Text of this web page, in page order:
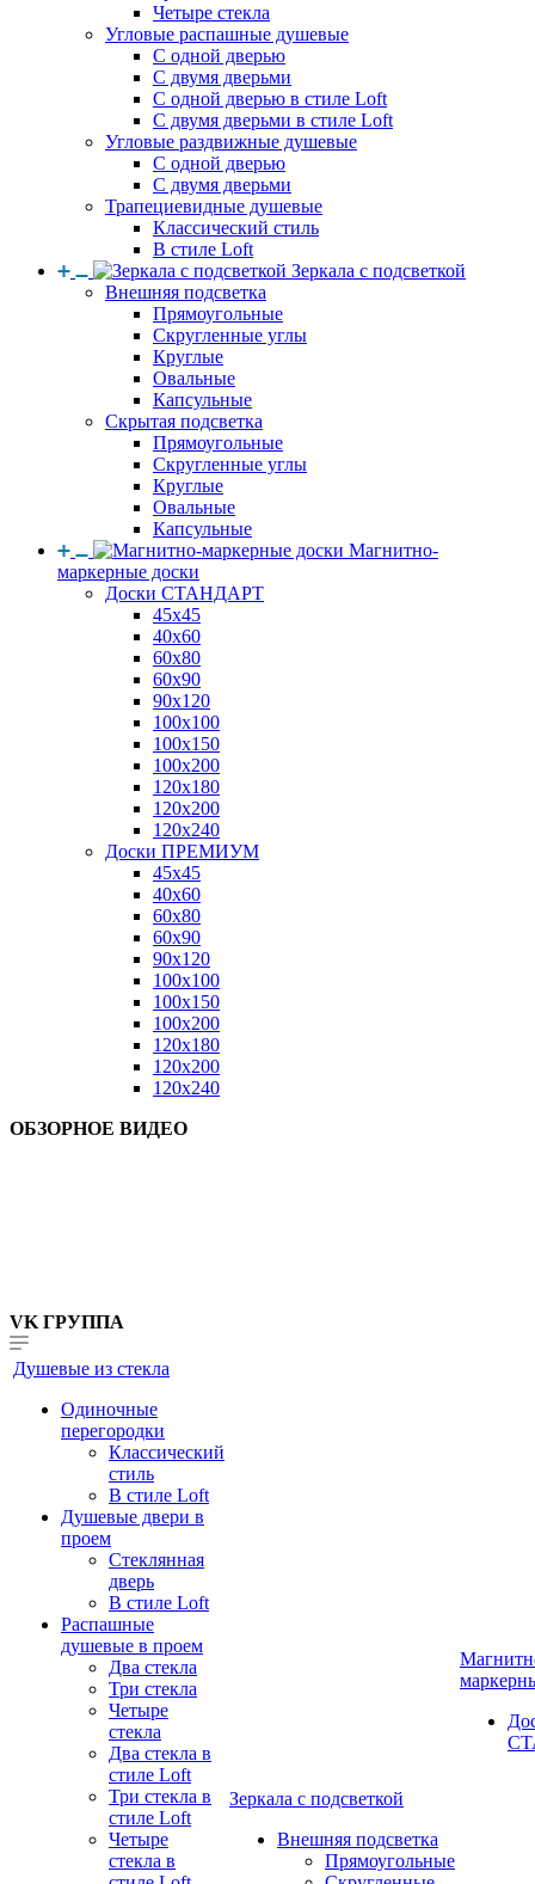
Четыре стекла
Угловые распашные душевые
С одной дверью
С двумя дверьми
С одной дверью в стиле Loft
С двумя дверьми в стиле Loft
Угловые раздвижные душевые
С одной дверью
С двумя дверьми
Трапециевидные душевые
Классический стиль
В стиле Loft
Зеркала с подсветкой
Внешняя подсветка
Прямоугольные
Скругленные углы
Круглые
Овальные
Капсульные
Скрытая подсветка
Прямоугольные
Скругленные углы
Круглые
Овальные
Капсульные
Магнитно-
маркерные доски
Доски СТАНДАРТ
45x45
40x60
60x80
60x90
90x120
100x100
100x150
100x200
120x180
120x200
120x240
Доски ПРЕМИУМ
45x45
40x60
60x80
60x90
90x120
100x100
100x150
100x200
120x180
120x200
120x240
ОБЗОРНОЕ ВИДЕО
VK ГРУППА
Душевые из стекла
Одиночные
перегородки
Классический
стиль
В стиле Loft
Душевые двери в
проем
Стеклянная
дверь
В стиле Loft
Распашные
душевые в проем
Два стекла
Три стекла
Четыре
стекла
Два стекла в
стиле Loft
Три стекла в
стиле Loft
Четыре
стекла в
Зеркала с подсветкой
Внешняя подсветка
Прямоугольные